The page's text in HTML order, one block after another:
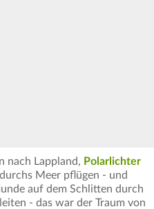
nach Lappland, Polarlichter
Meer pflügen - und
auf dem Schlitten durch
- das war der Traum von